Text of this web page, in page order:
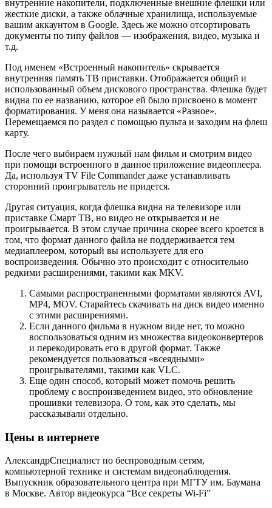
внутренние накопители, подключенные внешние флешки или
жесткие диски, а также облачные хранилища, используемые
вашим аккаунтом в Google. Здесь же можно отсортировать
документы по типу файлов — изображения, видео, музыка и
т.д.
Под именем «Встроенный накопитель» скрывается
внутренняя память ТВ приставки. Отображается общий и
использованный объем дискового пространства. Флешка будет
видна по ее названию, которое ей было присвоено в момент
форматирования. У меня она называется «Разное».
Перемещаемся по раздел с помощью пульта и заходим на флеш
карту.
После чего выбираем нужный нам фильм и смотрим видео
при помощи встроенного в данное приложение видеоплеера.
Да, используя TV File Commander даже устанавливать
сторонний проигрыватель не придется.
Другая ситуация, когда флешка видна на телевизоре или
приставке Смарт ТВ, но видео не открывается и не
проигрывается. В этом случае причина скорее всего кроется в
том, что формат данного файла не поддерживается тем
медиаплеером, который вы используете для его
воспроизведения. Обычно это происходит с относительно
редкими расширениями, такими как MKV.
Самыми распространенными форматами являются AVI,
MP4, MOV. Старайтесь скачивать на диск видео именно
с этими расширениями.
Если данного фильма в нужном виде нет, то можно
воспользоваться одним из множества видеоконвертеров
и перекодировать его в другой формат. Также
рекомендуется пользоваться «всеядными»
проигрывателями, такими как VLC.
Еще один способ, который может помочь решить
проблему с воспроизведением видео, это обновление
прошивки телевизора. О том, как это сделать, мы
рассказывали отдельно.
Цены в интернете
АлександрСпециалист по беспроводным сетям,
компьютерной технике и системам видеонаблюдения.
Выпускник образовательного центра при МГТУ им. Баумана
в Москве. Автор видеокурса “Все секреты Wi-Fi”